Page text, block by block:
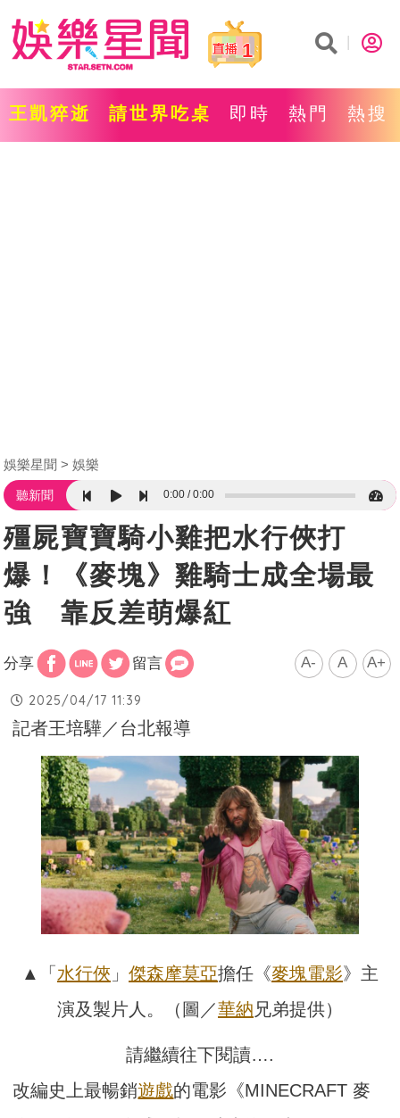
1
王凱猝逝 請世界吃桌 即時 熱門 熱搜
娛樂星聞 娛樂
聽新聞 0:00 0:00
殭屍寶寶騎小雞把水行俠打
爆！《麥塊》雞騎士成全場最
強 靠反差萌爆紅
分享 留言 A- A A+
2025/04/17 11:39
記者王培驊／台北報導
▲「 水行俠 」 傑森摩莫亞擔任《麥塊電影》主
演及製片人。（圖／華納 兄弟提供）
請繼續往下閱讀….
改編史上最暢銷遊戲的電影《MINECRAFT 麥